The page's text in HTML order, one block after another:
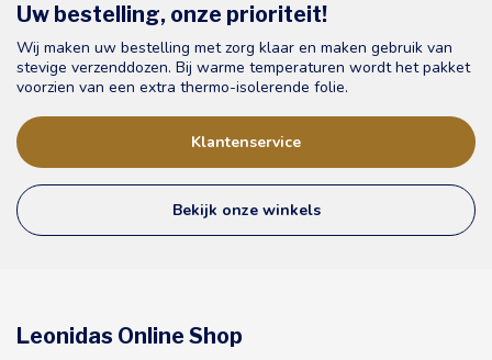
Uw bestelling, onze prioriteit!
Wij maken uw bestelling met zorg klaar en maken gebruik van
stevige verzenddozen. Bij warme temperaturen wordt het pakket
voorzien van een extra thermo-isolerende folie.
Klantenservice
Bekijk onze winkels
Leonidas Online Shop